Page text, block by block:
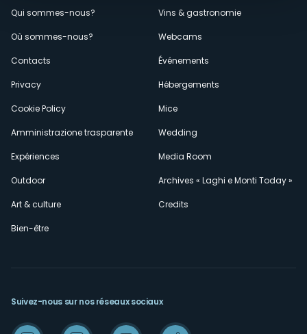
Menù
secondario
Qui sommes-nous?
Où sommes-nous?
Contacts
Privacy
Cookie Policy
Amministrazione trasparente
Expériences
Outdoor
Art & culture
Bien-être
Vins & gastronomie
Webcams
Événements
Hébergements
Mice
Wedding
Media Room
Archives « Laghi e Monti Today »
Credits
Suivez-nous sur nos réseaux sociaux